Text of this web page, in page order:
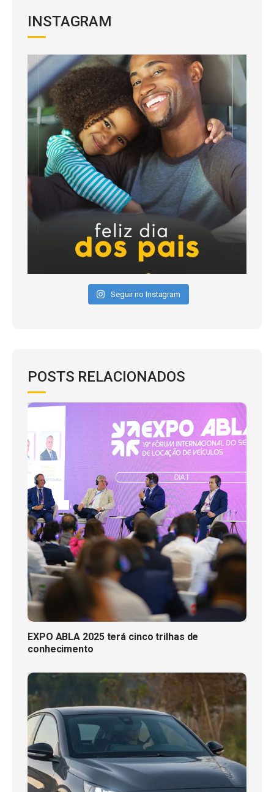
INSTAGRAM
Seguir no Instagram
POSTS RELACIONADOS
EXPO ABLA 2025 terá cinco trilhas de
conhecimento